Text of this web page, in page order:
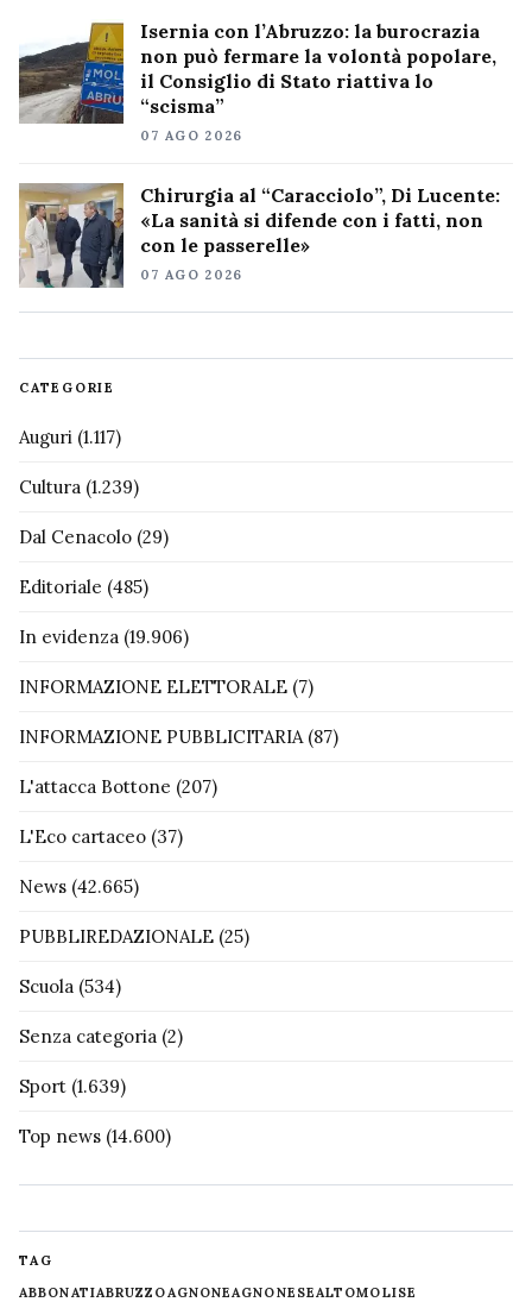
Isernia con l’Abruzzo: la burocrazia
non può fermare la volontà popolare,
il Consiglio di Stato riattiva lo
“scisma”
07 AGO 2026
Chirurgia al “Caracciolo”, Di Lucente:
«La sanità si difende con i fatti, non
con le passerelle»
07 AGO 2026
CATEGORIE
Auguri (1.117)
Cultura (1.239)
Dal Cenacolo (29)
Editoriale (485)
In evidenza (19.906)
INFORMAZIONE ELETTORALE (7)
INFORMAZIONE PUBBLICITARIA(87)
L'attacca Bottone (207)
L'Eco cartaceo (37)
News (42.665)
PUBBLIREDAZIONALE (25)
Scuola (534)
Senza categoria (2)
Sport (1.639)
Top news (14.600)
TAG
ABBONATIABRUZZOAGNONEAGNONESEALTOMOLISE